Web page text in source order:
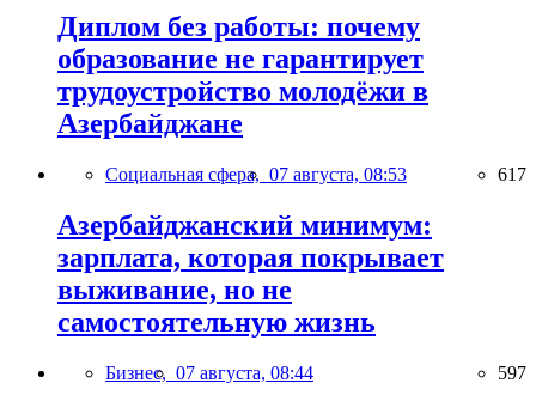
Диплом без работы: почему
образование не гарантирует
трудоустройство молодёжи в
Азербайджане
Социальная сфера, 07 августа, 08:53 617
Азербайджанский минимум:
зарплата, которая покрывает
выживание, но не
самостоятельную жизнь
Бизнес, 07 августа, 08:44 597